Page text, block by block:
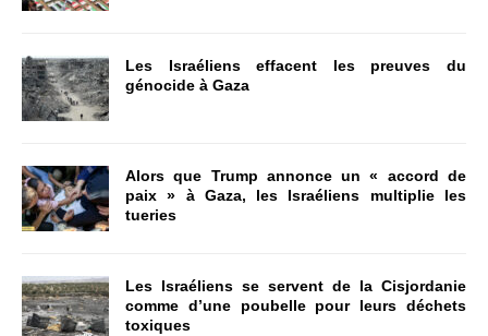
Les Israéliens effacent les preuves du
génocide à Gaza
Alors que Trump annonce un « accord de
paix » à Gaza, les Israéliens multiplie les
tueries
Les Israéliens se servent de la Cisjordanie
comme d’une poubelle pour leurs déchets
toxiques